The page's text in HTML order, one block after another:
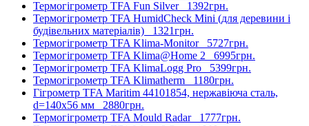
Термогігрометр TFA Fun Silver 1392грн.
Термогігрометр TFA HumidCheck Mini (для деревини і
будівельних матеріалів) 1321грн.
Термогігрометр TFA Klima-Monitor 5727грн.
Термогігрометр TFA Klima@Home 2 6995грн.
Термогігрометр TFA KlimaLogg Pro 5399грн.
Термогігрометр TFA Klimatherm 1180грн.
Гігрометр TFA Maritim 44101854, нержавіюча сталь,
d=140х56 мм 2880грн.
Термогігрометр TFA Mould Radar 1777грн.